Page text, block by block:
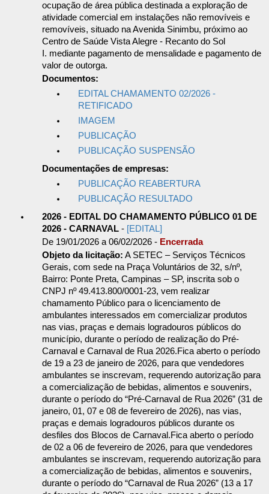
ocupação de área pública destinada a exploração de
atividade comercial em instalações não removíveis e
removíveis, situado na Avenida Sinimbu, próximo ao
Centro de Saúde Vista Alegre - Recanto do Sol
I. mediante pagamento de mensalidade e pagamento de
valor de outorga.
Documentos:
EDITAL CHAMAMENTO 02/2026 -
RETIFICADO
IMAGEM
PUBLICAÇÃO
PUBLICAÇÃO SUSPENSÃO
Documentações de empresas:
PUBLICAÇÃO REABERTURA
PUBLICAÇÃO RESULTADO
2026 - EDITAL DO CHAMAMENTO PÚBLICO 01 DE
2026 - CARNAVAL - [EDITAL]
De 19/01/2026 a 06/02/2026 - Encerrada
Objeto da licitação: A SETEC – Serviços Técnicos
Gerais, com sede na Praça Voluntários de 32, s/nº,
Bairro: Ponte Preta, Campinas – SP, inscrita sob o
CNPJ nº 49.413.800/0001-23, vem realizar
chamamento Público para o licenciamento de
ambulantes interessados em comercializar produtos
nas vias, praças e demais logradouros públicos do
município, durante o período de realização do Pré-
Carnaval e Carnaval de Rua 2026.Fica aberto o período
de 19 a 23 de janeiro de 2026, para que vendedores
ambulantes se inscrevam, requerendo autorização para
a comercialização de bebidas, alimentos e souvenirs,
durante o período do “Pré-Carnaval de Rua 2026” (31 de
janeiro, 01, 07 e 08 de fevereiro de 2026), nas vias,
praças e demais logradouros públicos durante os
desfiles dos Blocos de Carnaval.Fica aberto o período
de 02 a 06 de fevereiro de 2026, para que vendedores
ambulantes se inscrevam, requerendo autorização para
a comercialização de bebidas, alimentos e souvenirs,
durante o período do “Carnaval de Rua 2026” (13 a 17